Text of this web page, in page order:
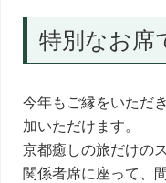
特別なお席
今年もご縁をいただ
加いただけます。
京都癒しの旅だけの
関係者席に座って、